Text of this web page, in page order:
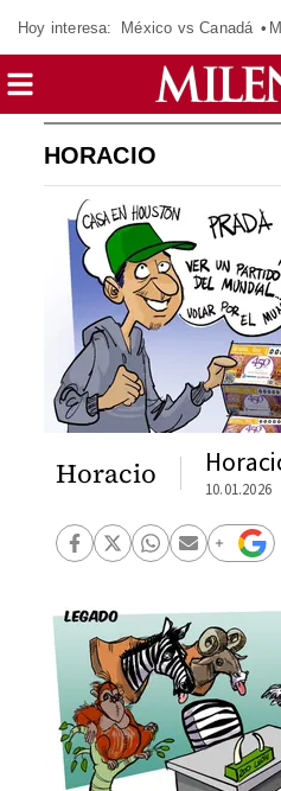
Hoy interesa: México vs Canadá
HORACIO
Horacio 10.01.2026